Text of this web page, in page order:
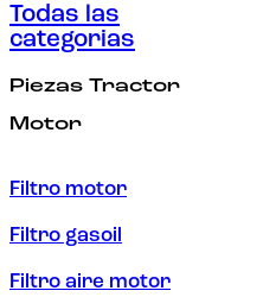
Todas las
categorias
Piezas Tractor
Motor
Filtro motor
Filtro gasoil
Filtro aire motor